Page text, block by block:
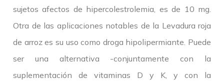
sujetos afectos de hipercolestrolemia, es de 10 mg.
Otra de las aplicaciones notables de la Levadura roja
de arroz es su uso como droga hipolipermiante. Puede
ser una alternativa -conjuntamente con la
suplementación de vitaminas D y K, y con la